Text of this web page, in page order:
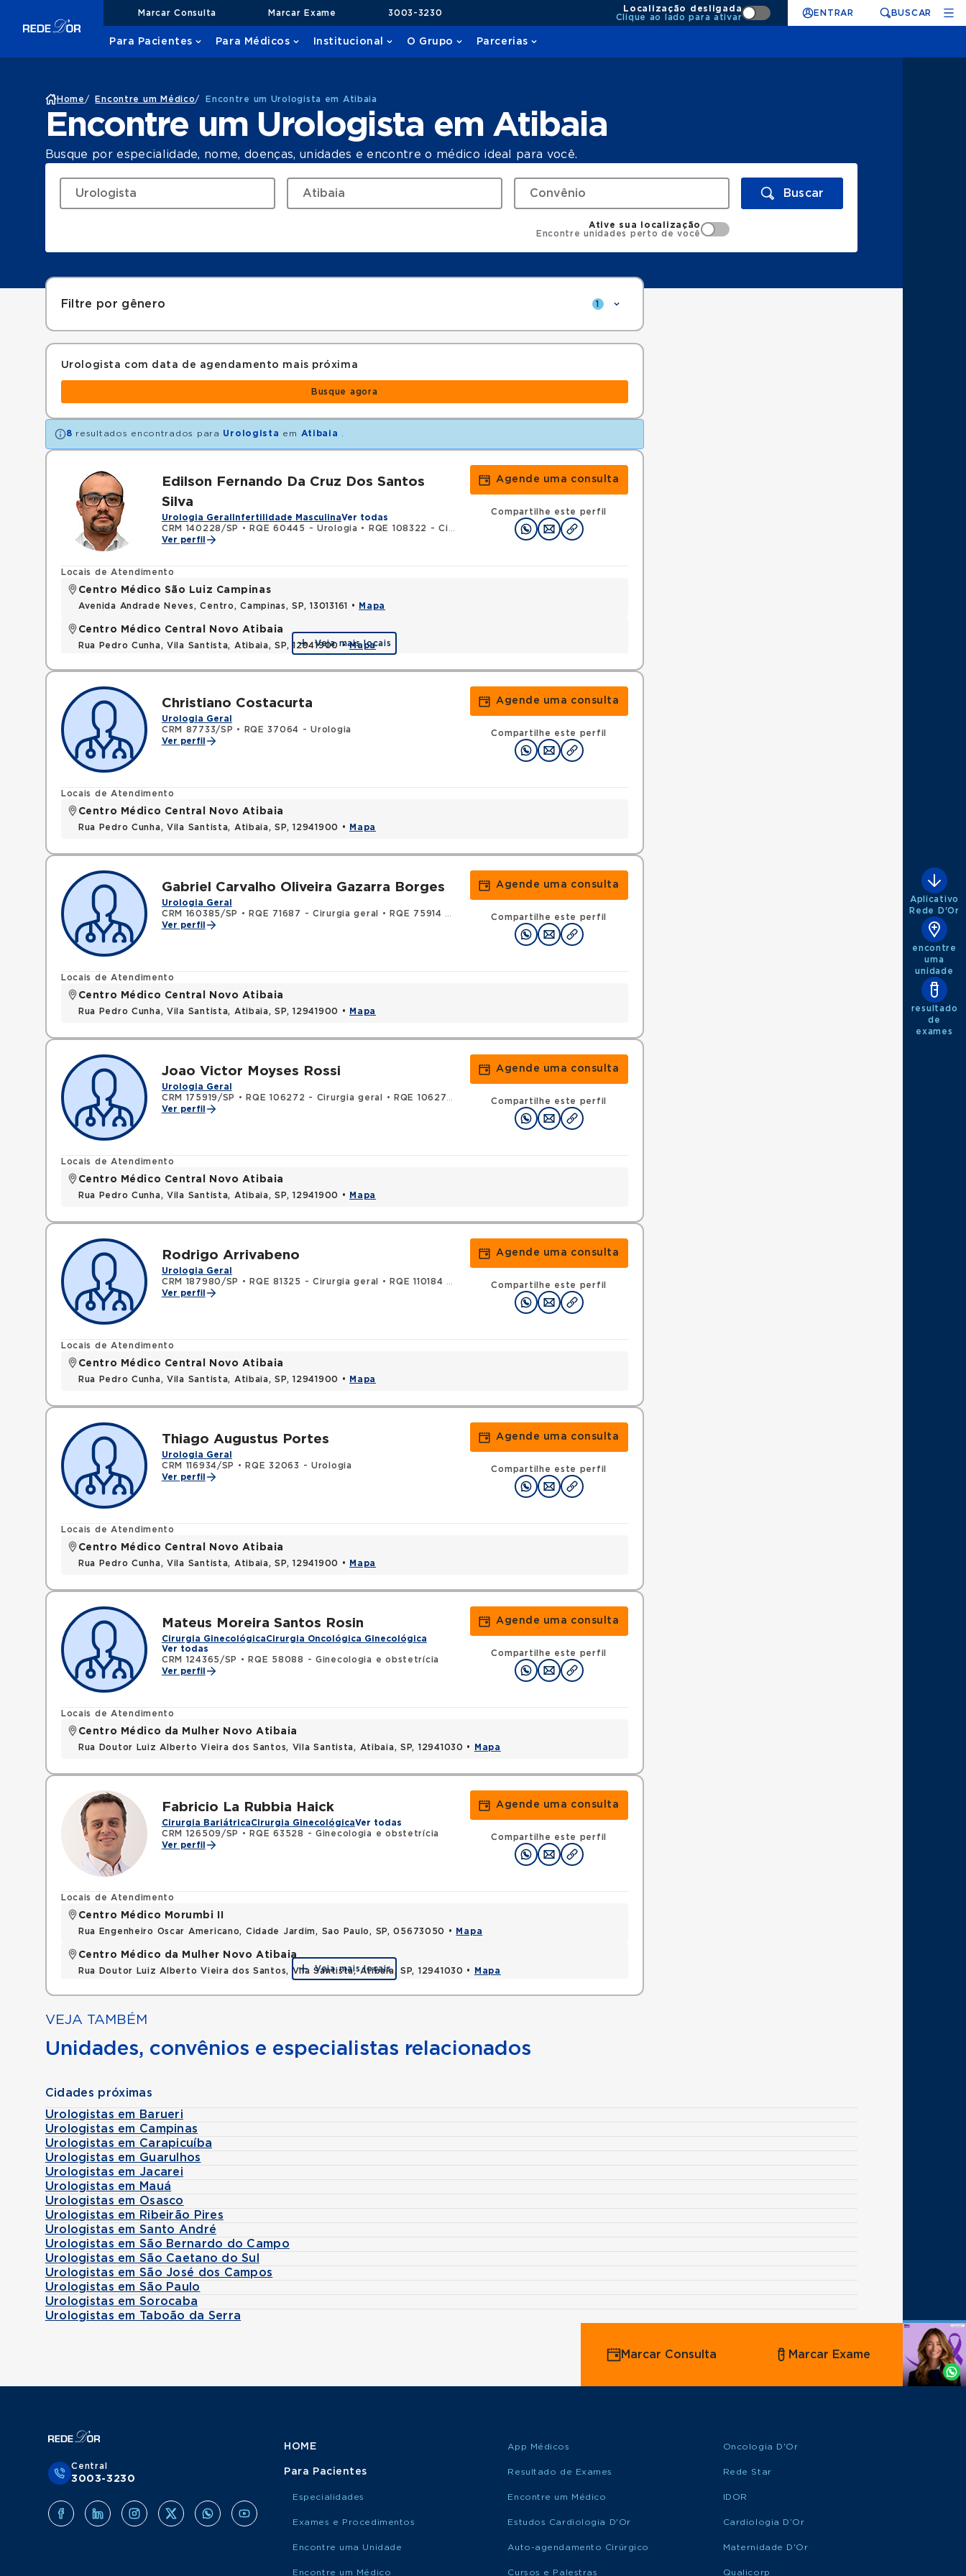
Marcar Consulta Marcar Exame 3003-3230
Localização desligada
Clique ao lado para ativar
ENTRAR BUSCAR
Para Pacientes Para Médicos Institucional O Grupo Parcerias
Home / Encontre um Médico/ Encontre um Urologista em Atibaia
Encontre um Urologista em Atibaia
Busque por especialidade, nome, doenças, unidades e encontre o médico ideal para você.
Buscar
Ative sua localização
Encontre unidades perto de você
Filtre por gênero 1
Urologista com data de agendamento mais próxima
Busque agora
8 resultados encontrados para Urologista em Atibaia
Edilson Fernando Da Cruz Dos Santos
Silva
Urologia Geral Infertilidade MasculinaVer todas
CRM 140228/SP
• RQE 60445 - Urologia •
RQE 108322 - Cirurgia geral
Ver perfil
Agende uma consulta
Compartilhe este perfil
Locais de Atendimento
Centro Médico São Luiz Campinas
Avenida Andrade Neves, Centro, Campinas, SP, 13013161 • Mapa
Centro Médico Central Novo Atibaia
Rua Pedro Cunha, Vila Santista, Atibaia, SP, 12941900 •Mapa
Veja mais locais
Christiano Costacurta
Urologia Geral
CRM 87733/SP •
RQE 37064 - Urologia
Ver perfil
Agende uma consulta
Compartilhe este perfil
Locais de Atendimento
Centro Médico Central Novo Atibaia
Rua Pedro Cunha, Vila Santista, Atibaia, SP, 12941900 • Mapa
Gabriel Carvalho Oliveira Gazarra Borges
Urologia Geral
CRM 160385/SP
• RQE 71687 - Cirurgia geral •
RQE 75914 - Urologia
Ver perfil
Agende uma consulta
Compartilhe este perfil
Locais de Atendimento
Centro Médico Central Novo Atibaia
Rua Pedro Cunha, Vila Santista, Atibaia, SP, 12941900 • Mapa
Joao Victor Moyses Rossi
Urologia Geral
CRM 175919/SP
• RQE 106272 - Cirurgia geral •
RQE 106273 - Urologia
Ver perfil
Agende uma consulta
Compartilhe este perfil
Locais de Atendimento
Centro Médico Central Novo Atibaia
Rua Pedro Cunha, Vila Santista, Atibaia, SP, 12941900 • Mapa
Rodrigo Arrivabeno
Urologia Geral
CRM 187980/SP
• RQE 81325 - Cirurgia geral •
RQE 110184 - Urologia
Ver perfil
Agende uma consulta
Compartilhe este perfil
Locais de Atendimento
Centro Médico Central Novo Atibaia
Rua Pedro Cunha, Vila Santista, Atibaia, SP, 12941900 • Mapa
Thiago Augustus Portes
Urologia Geral
CRM 116934/SP
•
RQE 32063 - Urologia
Ver perfil
Agende uma consulta
Compartilhe este perfil
Locais de Atendimento
Centro Médico Central Novo Atibaia
Rua Pedro Cunha, Vila Santista, Atibaia, SP, 12941900 • Mapa
Mateus Moreira Santos Rosin
Cirurgia GinecológicaCirurgia Oncológica Ginecológica
Ver todas
CRM 124365/SP
•
RQE 58088 - Ginecologia e obstetrícia
Ver perfil
Agende uma consulta
Compartilhe este perfil
Locais de Atendimento
Centro Médico da Mulher Novo Atibaia
Rua Doutor Luiz Alberto Vieira dos Santos, Vila Santista, Atibaia, SP, 12941030 • Mapa
Fabricio La Rubbia Haick
Cirurgia BariátricaCirurgia GinecológicaVer todas
CRM 126509/SP
•
RQE 63528 - Ginecologia e obstetrícia
Ver perfil
Agende uma consulta
Compartilhe este perfil
Locais de Atendimento
Centro Médico Morumbi II
Rua Engenheiro Oscar Americano, Cidade Jardim, Sao Paulo, SP, 05673050 • Mapa
Centro Médico da Mulher Novo Atibaia
Rua Doutor Luiz Alberto Vieira dos Santos, Vila Santista, Atibaia, SP, 12941030 • Mapa
Veja mais locais
VEJA TAMBÉM
Unidades, convênios e especialistas relacionados
Cidades próximas
Urologistas em Barueri
Urologistas em Campinas
Urologistas em Carapicuíba
Urologistas em Guarulhos
Urologistas em Jacarei
Urologistas em Mauá
Urologistas em Osasco
Urologistas em Ribeirão Pires
Urologistas em Santo André
Urologistas em São Bernardo do Campo
Urologistas em São Caetano do Sul
Urologistas em São José dos Campos
Urologistas em São Paulo
Urologistas em Sorocaba
Urologistas em Taboão da Serra
Aplicativo
Rede D'Or
encontre
uma
unidade
resultado
de
exames
Agende
Whatsapp
Marcar Consulta Marcar Exame
Central
3003-3230
HOME
Para Pacientes
Especialidades
Exames e Procedimentos
Encontre uma Unidade
Encontre um Médico
App Médicos
Resultado de Exames
Encontre um Médico
Estudos Cardiologia D'Or
Auto-agendamento Cirúrgico
Cursos e Palestras
Oncologia D'Or
Rede Star
IDOR
Cardiologia D’Or
Maternidade D'Or
Qualicorp